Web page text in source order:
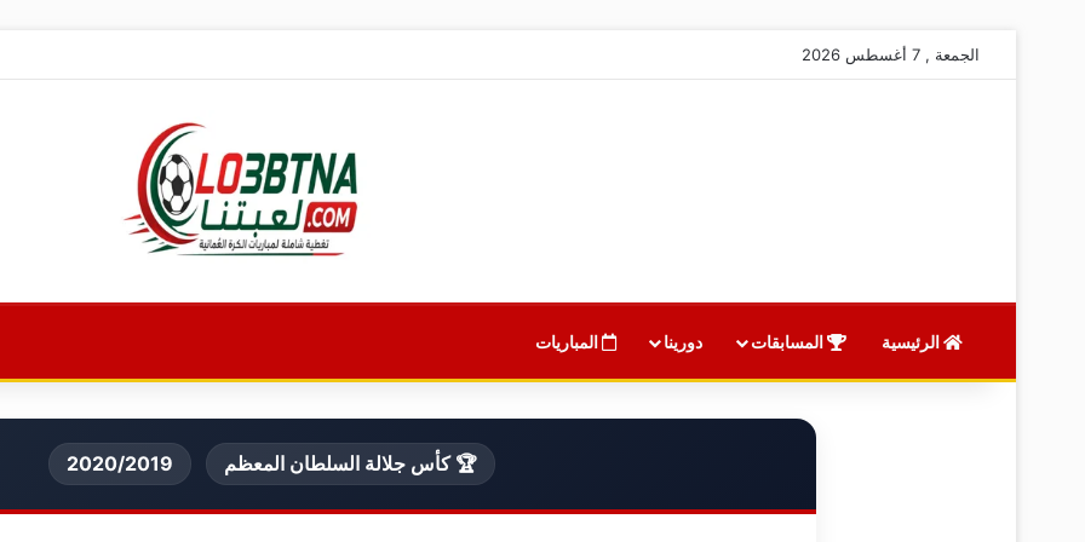
الجمعة , 7 أغسطس 2026
الرئيسية المسابقات دورينا المباريات
🏆 كأس جلالة السلطان المعظم 2020/2019